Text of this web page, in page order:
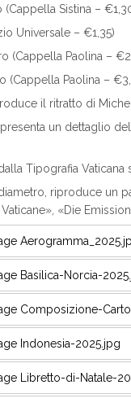
Sistina –
Universale – €1,35)
(Cappella Paolina –
(Cappella Paolina –
il ritratto di
un dettaglio
Tipografia
riproduce un
«Die